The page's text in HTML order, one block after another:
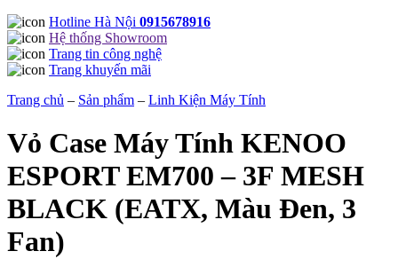
Hotline Hà Nội 0915678916
Hệ thống Showroom
Trang tin công nghệ
Trang khuyến mãi
Trang chủ – Sản phẩm – Linh Kiện Máy Tính
Vỏ Case Máy Tính KENOO
ESPORT EM700 – 3F MESH
BLACK (EATX, Màu Đen, 3
Fan)